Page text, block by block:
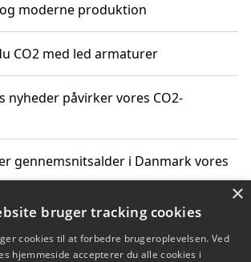
moderne produktion
CO2 med led armaturer
nyheder påvirker vores CO2-
gennemsnitsalder i Danmark vores
om CO2-udledning påvirker vores
×
bruger tracking cookies
cookies til at forbedre brugeroplevelsen. Ved
hjemmeside accepterer du alle cookies i